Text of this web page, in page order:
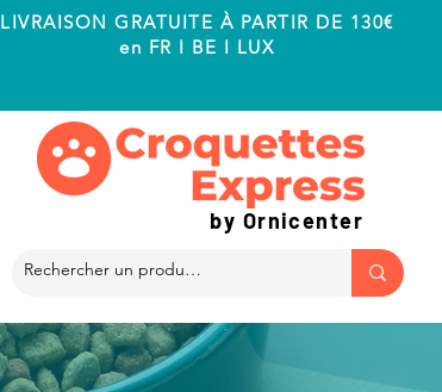
LIVRAISON GRATUITE À PARTIR DE 130€
en FR I BE I LUX
by Ornicenter